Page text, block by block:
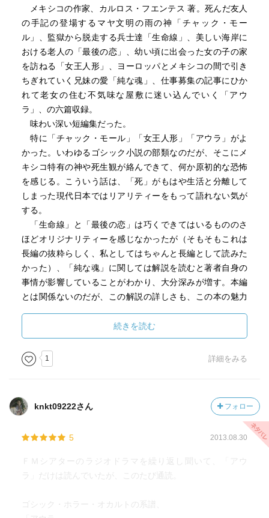
メキシコの作家、カルロス・フエンテス 著。死んだ友人
の手記の登場するマヤ文明の雨の神「チャック・モー
ル」、監獄から脱走する兵士達「生命線」、美しい海岸に
おける老人の「最後の恋」、幼い頃に出会った女の子の家
を訪ねる「女王人形」、ヨーロッパとメキシコの間で引き
ちぎれていく兄妹の愛「純な魂」、仕事募集の記事にひか
れて老女の住む不気味な屋敷に迷い込んでいく「アウ
ラ」、の六篇収録。
味わい深い短編集だった。
特に「チャック・モール」「女王人形」「アウラ」がよ
かった。いわゆるゴシック小説の部類なのだが、そこにメ
キシコ特有の神や死生観が絡んできて、何か原初的な恐怖
を感じる。こういう話は、「死」がもはや生活と分離して
しまった現代日本ではリアリティーをもって語れない気が
する。
「生命線」と「最後の恋」は巧くできてはいるもののさ
ほどオリジナリティーを感じなかったが（そもそもこれは
長編の抜粋らしく、私としてはちゃんと長編として読みた
かった）、「純な魂」に関しては解説を読むと著者自身の
事情が影響していることがわかり、大分深みが増す。本編
とは関係ないのだが、この解説の詳しさも、この本の魅力
続きを読む
1 詳細をみる
knkt09222さん フォロー
5 2013.08.30
ＦＭシアターのラジオドラマを繰り返し聞いて、「アウ
ラ」だけは読んでいたが、このたび通読。
ゴシック・ホラー・オカルトの系譜、